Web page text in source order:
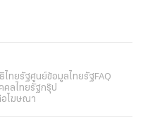
ไทยรัฐศูนย์ข้อมูลไทยรัฐFAQ
คลไทยรัฐกรุ๊ป
โฆษณา